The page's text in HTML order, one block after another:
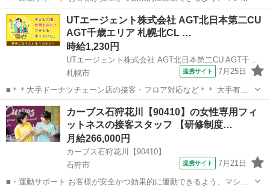
の使い方をアドバイスします。運動が初めての方や苦手な方がほとん
どなので、難しい指導はありません。「今日はこの動きを意識しまし
ょう！」といったお声がけをしながら、...
北海道 札幌市
UTエージェント株式会社 AGT北日本第二CU
AGT千歳エリア 札幌北CL …
時給1,230円
UTエージェント株式会社 AGT北日本第二CU AGT千歳エリア 札幌北CL 《Abut1C》
札幌市
提携サイト 7月25日
■＊＊大手ドーナツチェーン店の接客・フロア対応など＊＊ 大手有名
ドーナツ店でのお仕事！ 転籍支援制度あり♪ 実績も多数あり！直接雇
用のチャンスです☆ ＜具体的には…＞ ◆開店前 ・ドーナツづくり
（生地作り・揚げ） ※て...
北海道 札幌市 その他
カーブス石狩花川【90410】の女性専用フィ
ットネスの接客スタッフ 【研修制度…
月給266,000円
カーブス石狩花川【90410】
石狩市
提携サイト 7月21日
■・運動サポート お客様が安全かつ効果的に運動できるよう、マシン